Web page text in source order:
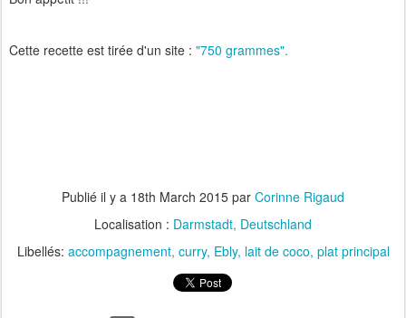
Cette recette est tirée d'un site : "750 grammes".
Publié il y a 18th March 2015 par Corinne Rigaud
Localisation : Darmstadt, Deutschland
Libellés: accompagnement curry Ebly lait de coco plat principal